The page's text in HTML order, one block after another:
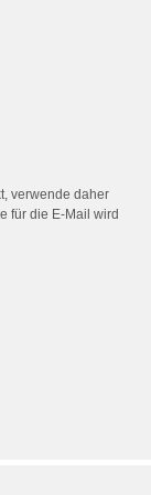
verwende daher
für die E-Mail wird